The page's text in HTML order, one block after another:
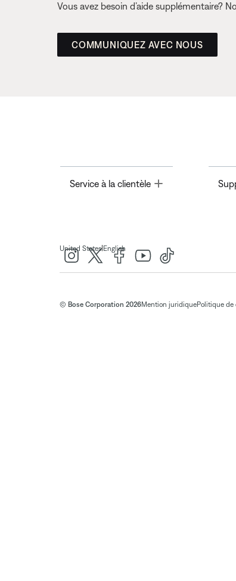
Vous avez besoin d’aide supplémentaire?
COMMUNIQUEZ AVEC NOUS
Service à la clientèle Toggle
United States| English
© Bose Corporation 2026Mention juridiquePolitique